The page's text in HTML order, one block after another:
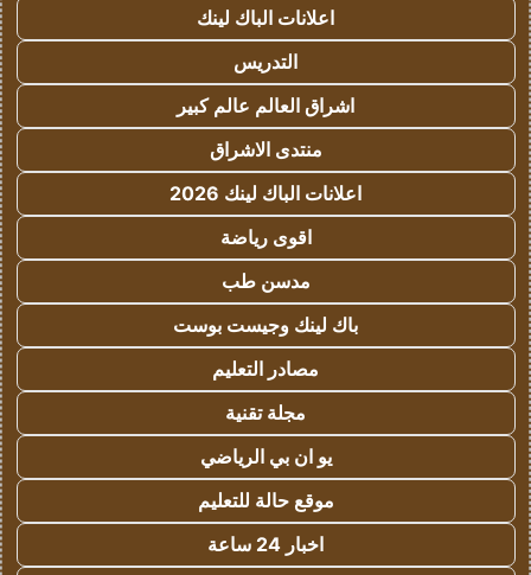
اعلانات الباك لينك
التدريس
اشراق العالم عالم كبير
منتدى الاشراق
اعلانات الباك لينك 2026
اقوى رياضة
مدسن طب
باك لينك وجيست بوست
مصادر التعليم
مجلة تقنية
يو ان بي الرياضي
موقع حالة للتعليم
اخبار 24 ساعة